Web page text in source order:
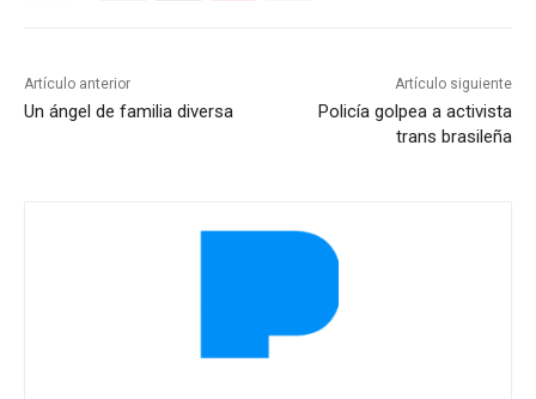
Artículo anterior
Un ángel de familia diversa
Artículo siguiente
Policía golpea a activista
trans brasileña